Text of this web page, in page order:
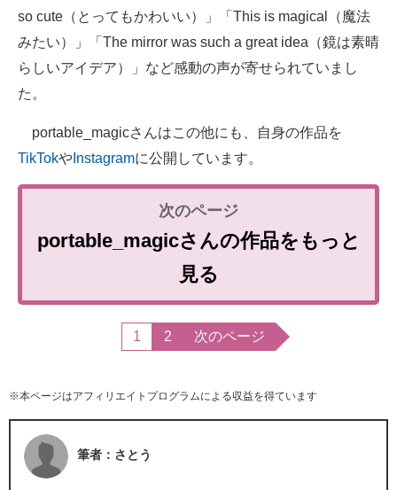
so cute（とってもかわいい）」「This is magical（魔法
みたい）」「The mirror was such a great idea（鏡は素晴
らしいアイデア）」など感動の声が寄せられていまし
た。
portable_magicさんはこの他にも、自身の作品を
TikTokや Instagramに公開しています。
portable_magicさんの作品をもっと
見る
1 2 次のページ
※本ページはアフィリエイトプログラムによる収益を得ています
筆者：さとう